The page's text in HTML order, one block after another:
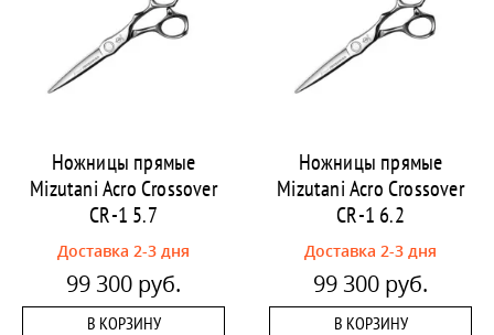
Ножницы прямые
Mizutani Acro Crossover
CR-1 5.7
Доставка 2-3 дня
99 300 руб.
В КОРЗИНУ
Ножницы прямые
Mizutani Acro Crossover
CR-1 6.2
Доставка 2-3 дня
99 300 руб.
В КОРЗИНУ